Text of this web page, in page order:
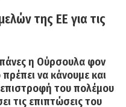
της ΕΕ για τις
η Ούρσουλα φον
πρέπει να κάνουμε και
του πολέμου
τις επιπτώσεις του